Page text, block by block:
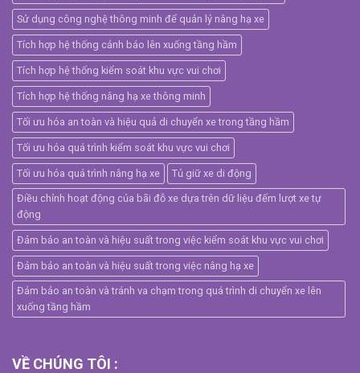
Sử dụng công nghệ thông minh để quản lý nâng hạ xe
Tích hợp hệ thống cảnh báo lên xuống tầng hầm
Tích hợp hệ thống kiểm soát khu vực vui chơi
Tích hợp hệ thống nâng hạ xe thông minh
Tối ưu hóa an toàn và hiệu quả di chuyển xe trong tầng hầm
Tối ưu hóa quá trình kiểm soát khu vực vui chơi
Tối ưu hóa quá trình nâng hạ xe Tủ giữ xe di động
Điều chỉnh hoạt động của bãi đỗ xe dựa trên dữ liệu đếm lượt xe tự
động
Đảm bảo an toàn và hiệu suất trong việc kiểm soát khu vực vui chơi
Đảm bảo an toàn và hiệu suất trong việc nâng hạ xe
Đảm bảo an toàn và tránh va chạm trong quá trình di chuyển xe lên
xuống tầng hầm
VỀ CHÚNG TÔI :